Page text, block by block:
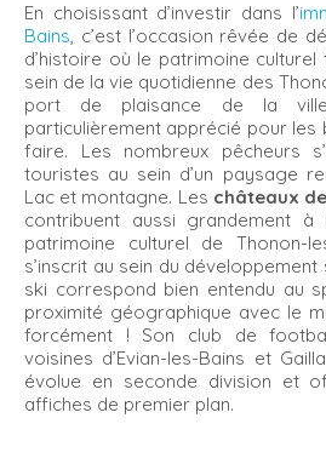
En choisissant d’investir dans l’
Bains, c’est l’occasion rêvée de
d’histoire où le patrimoine
sein de la vie quotidienne des
port de plaisance de la
particulièrement apprécié pour les
faire. Les nombreux pêcheurs
touristes au sein d’un paysage
Lac et montagne. Les châteaux
contribuent aussi grandement
patrimoine culturel de Thonon-
s’inscrit au sein du
ski correspond bien entendu au
proximité géographique avec le
forcément ! Son club de
voisines d’Evian-les-Bains et
évolue en seconde division et
affiches de premier plan.